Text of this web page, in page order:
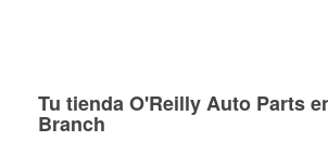
Tu tienda O'Reilly Auto Parts
Branch